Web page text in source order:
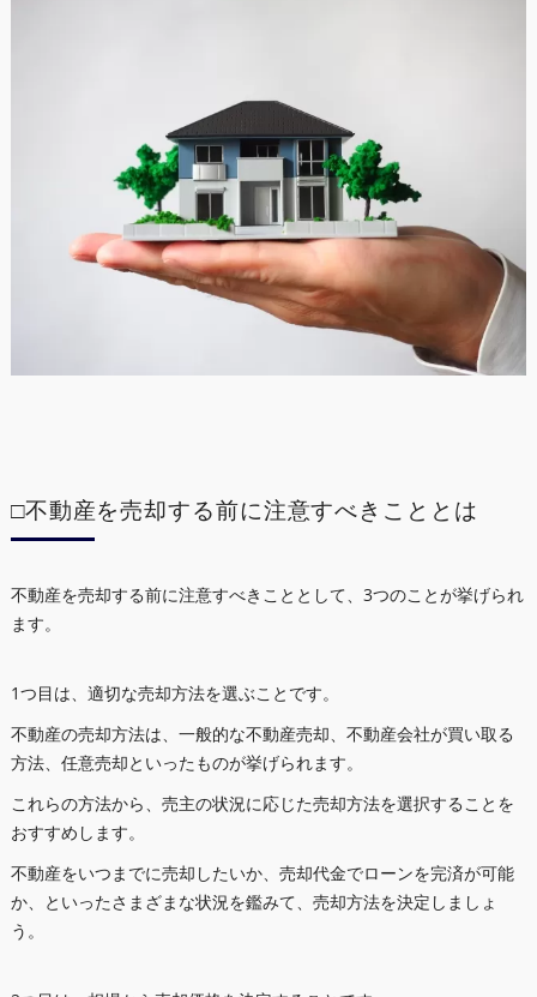
□不動産を売却する前に注意すべきこととは
不動産を売却する前に注意すべきこととして、3つのことが挙げられ
ます。
1つ目は、適切な売却方法を選ぶことです。
不動産の売却方法は、一般的な不動産売却、不動産会社が買い取る
方法、任意売却といったものが挙げられます。
これらの方法から、売主の状況に応じた売却方法を選択することを
おすすめします。
不動産をいつまでに売却したいか、売却代金でローンを完済が可能
か、といったさまざまな状況を鑑みて、売却方法を決定しましょ
う。